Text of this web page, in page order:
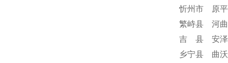
忻州市 原
繁峙县 河
吉 县 安
乡宁县 曲